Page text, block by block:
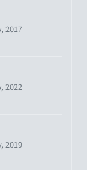
2017
2022
2019